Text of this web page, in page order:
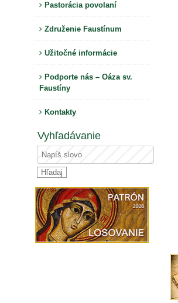
Pastorácia povolaní
Združenie Faustínum
Užitočné informácie
Podporte nás – Oáza sv.
Faustíny
Kontakty
Vyhľadávanie